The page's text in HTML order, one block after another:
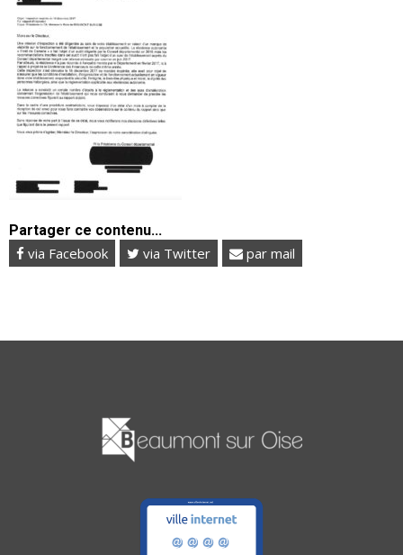
Partager ce contenu...
via Facebook via Twitter par mail